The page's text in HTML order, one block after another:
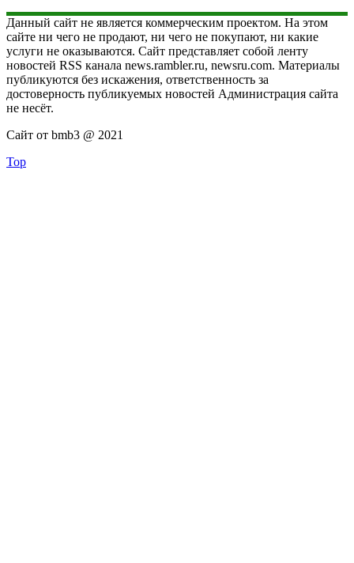
Данный сайт не является коммерческим проектом. На этом
сайте ни чего не продают, ни чего не покупают, ни какие
услуги не оказываются. Сайт представляет собой ленту
новостей RSS канала news.rambler.ru, newsru.com. Материалы
публикуются без искажения, ответственность за
достоверность публикуемых новостей Администрация сайта
не несёт.
Сайт от bmb3 @ 2021
Top